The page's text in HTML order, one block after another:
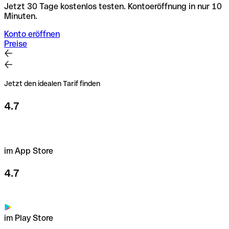
Jetzt 30 Tage kostenlos testen. Kontoeröffnung in nur 10
Minuten.
Konto eröffnen
Preise
Jetzt den idealen Tarif finden
4.7
im App Store
4.7
im Play Store